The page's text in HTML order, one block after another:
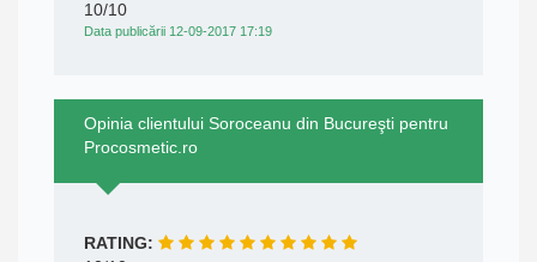
10/10
Data publicării 12-09-2017 17:19
Opinia clientului Soroceanu din Bucureşti pentru
Procosmetic.ro
RATING: